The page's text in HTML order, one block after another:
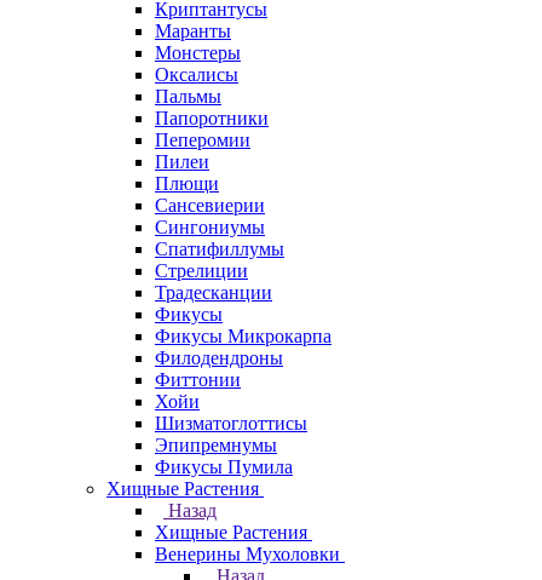
Криптантусы
Маранты
Монстеры
Оксалисы
Пальмы
Папоротники
Пеперомии
Пилеи
Плющи
Сансевиерии
Сингониумы
Спатифиллумы
Стрелиции
Традесканции
Фикусы
Фикусы Микрокарпа
Филодендроны
Фиттонии
Хойи
Шизматоглоттисы
Эпипремнумы
Фикусы Пумила
Хищные Растения
Назад
Хищные Растения
Венерины Мухоловки
Назад